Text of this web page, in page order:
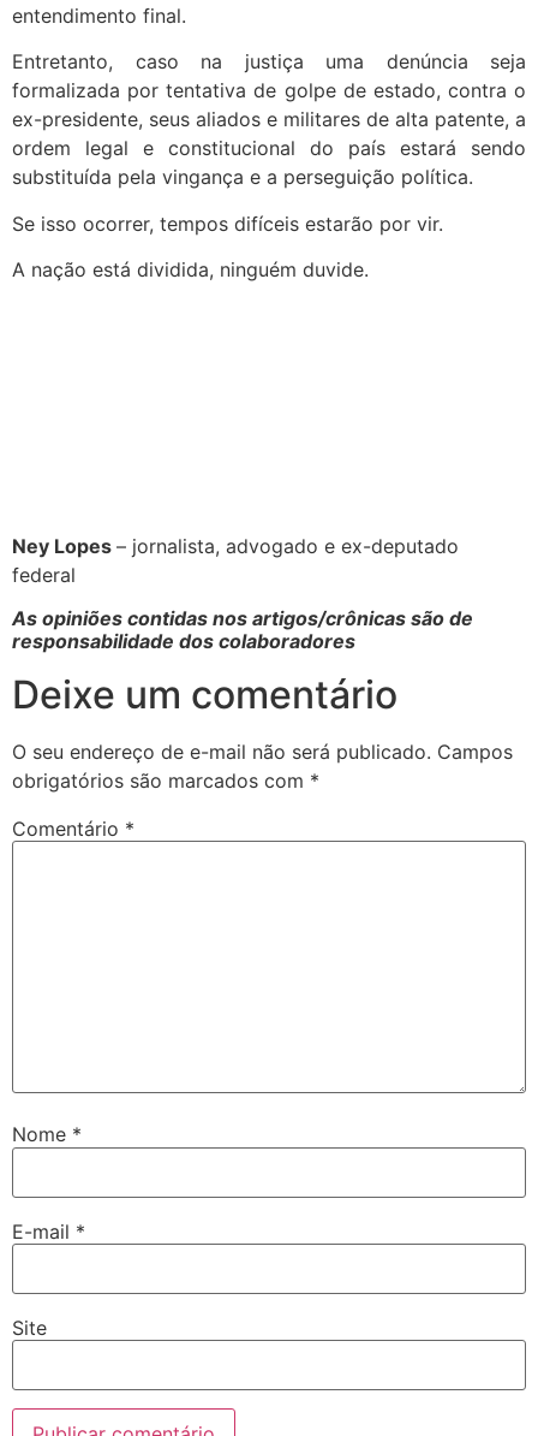
entendimento final.
Entretanto, caso na justiça uma denúncia seja
formalizada por tentativa de golpe de estado, contra o
ex-presidente, seus aliados e militares de alta patente, a
ordem legal e constitucional do país estará sendo
substituída pela vingança e a perseguição política.
Se isso ocorrer, tempos difíceis estarão por vir.
A nação está dividida, ninguém duvide.
Ney Lopes – jornalista, advogado e ex-deputado
federal
As opiniões contidas nos artigos/crônicas são de
responsabilidade dos colaboradores
Deixe um comentário
O seu endereço de e-mail não será publicado. Campos
obrigatórios são marcados com *
Comentário *
Nome *
E-mail *
Site